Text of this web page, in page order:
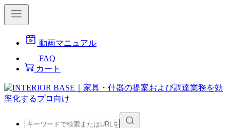
動画マニュアル
FAQ
カート